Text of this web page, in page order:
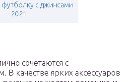
футболку с джинсами
2021
сочетаются с
качестве ярких аксессуаров